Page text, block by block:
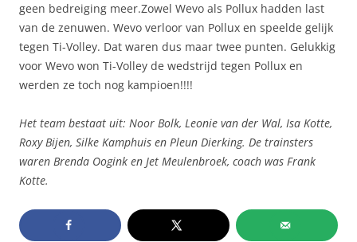
geen bedreiging meer.Zowel Wevo als Pollux hadden last
van de zenuwen. Wevo verloor van Pollux en speelde gelijk
tegen Ti-Volley. Dat waren dus maar twee punten. Gelukkig
voor Wevo won Ti-Volley de wedstrijd tegen Pollux en
werden ze toch nog kampioen!!!!
Het team bestaat uit: Noor Bolk, Leonie van der Wal, Isa Kotte,
Roxy Bijen, Silke Kamphuis en Pleun Dierking. De trainsters
waren Brenda Oogink en Jet Meulenbroek, coach was Frank
Kotte.